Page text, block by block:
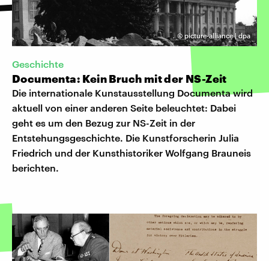
©picture-alliance | dpa
Geschichte
Documenta: Kein Bruch mit der NS-Zeit
Die internationale Kunstausstellung Documenta wird
aktuell von einer anderen Seite beleuchtet: Dabei
geht es um den Bezug zur NS-Zeit in der
Entstehungsgeschichte. Die Kunstforscherin Julia
Friedrich und der Kunsthistoriker Wolfgang Brauneis
berichten.